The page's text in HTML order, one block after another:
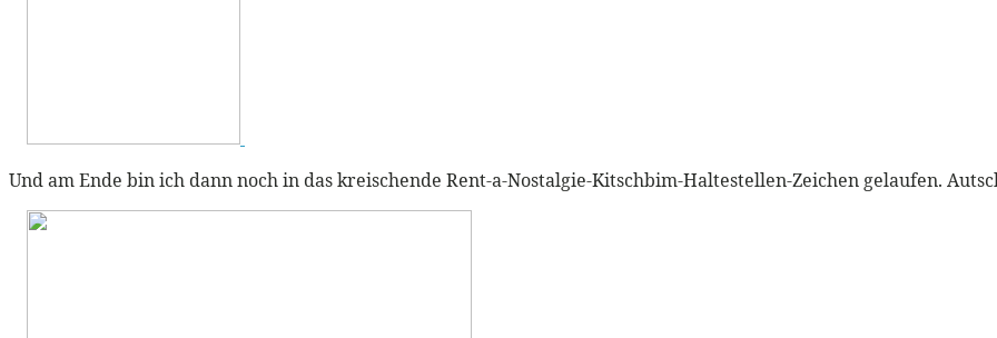
Und am Ende bin ich dann noch in das kreischende Rent-a-Nostalgie-Kitschbim-Haltestellen-Zeichen gelaufen.